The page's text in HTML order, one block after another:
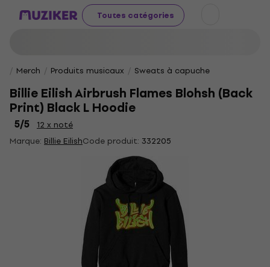
Toutes catégories
Merch Produits musicaux Sweats à capuche
Billie Eilish Airbrush Flames Blohsh (Back
Print) Black L Hoodie
5/5
12 x noté
Marque: Billie EilishCode produit: 332205